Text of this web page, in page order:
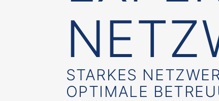
STARKES
OPTIMALE